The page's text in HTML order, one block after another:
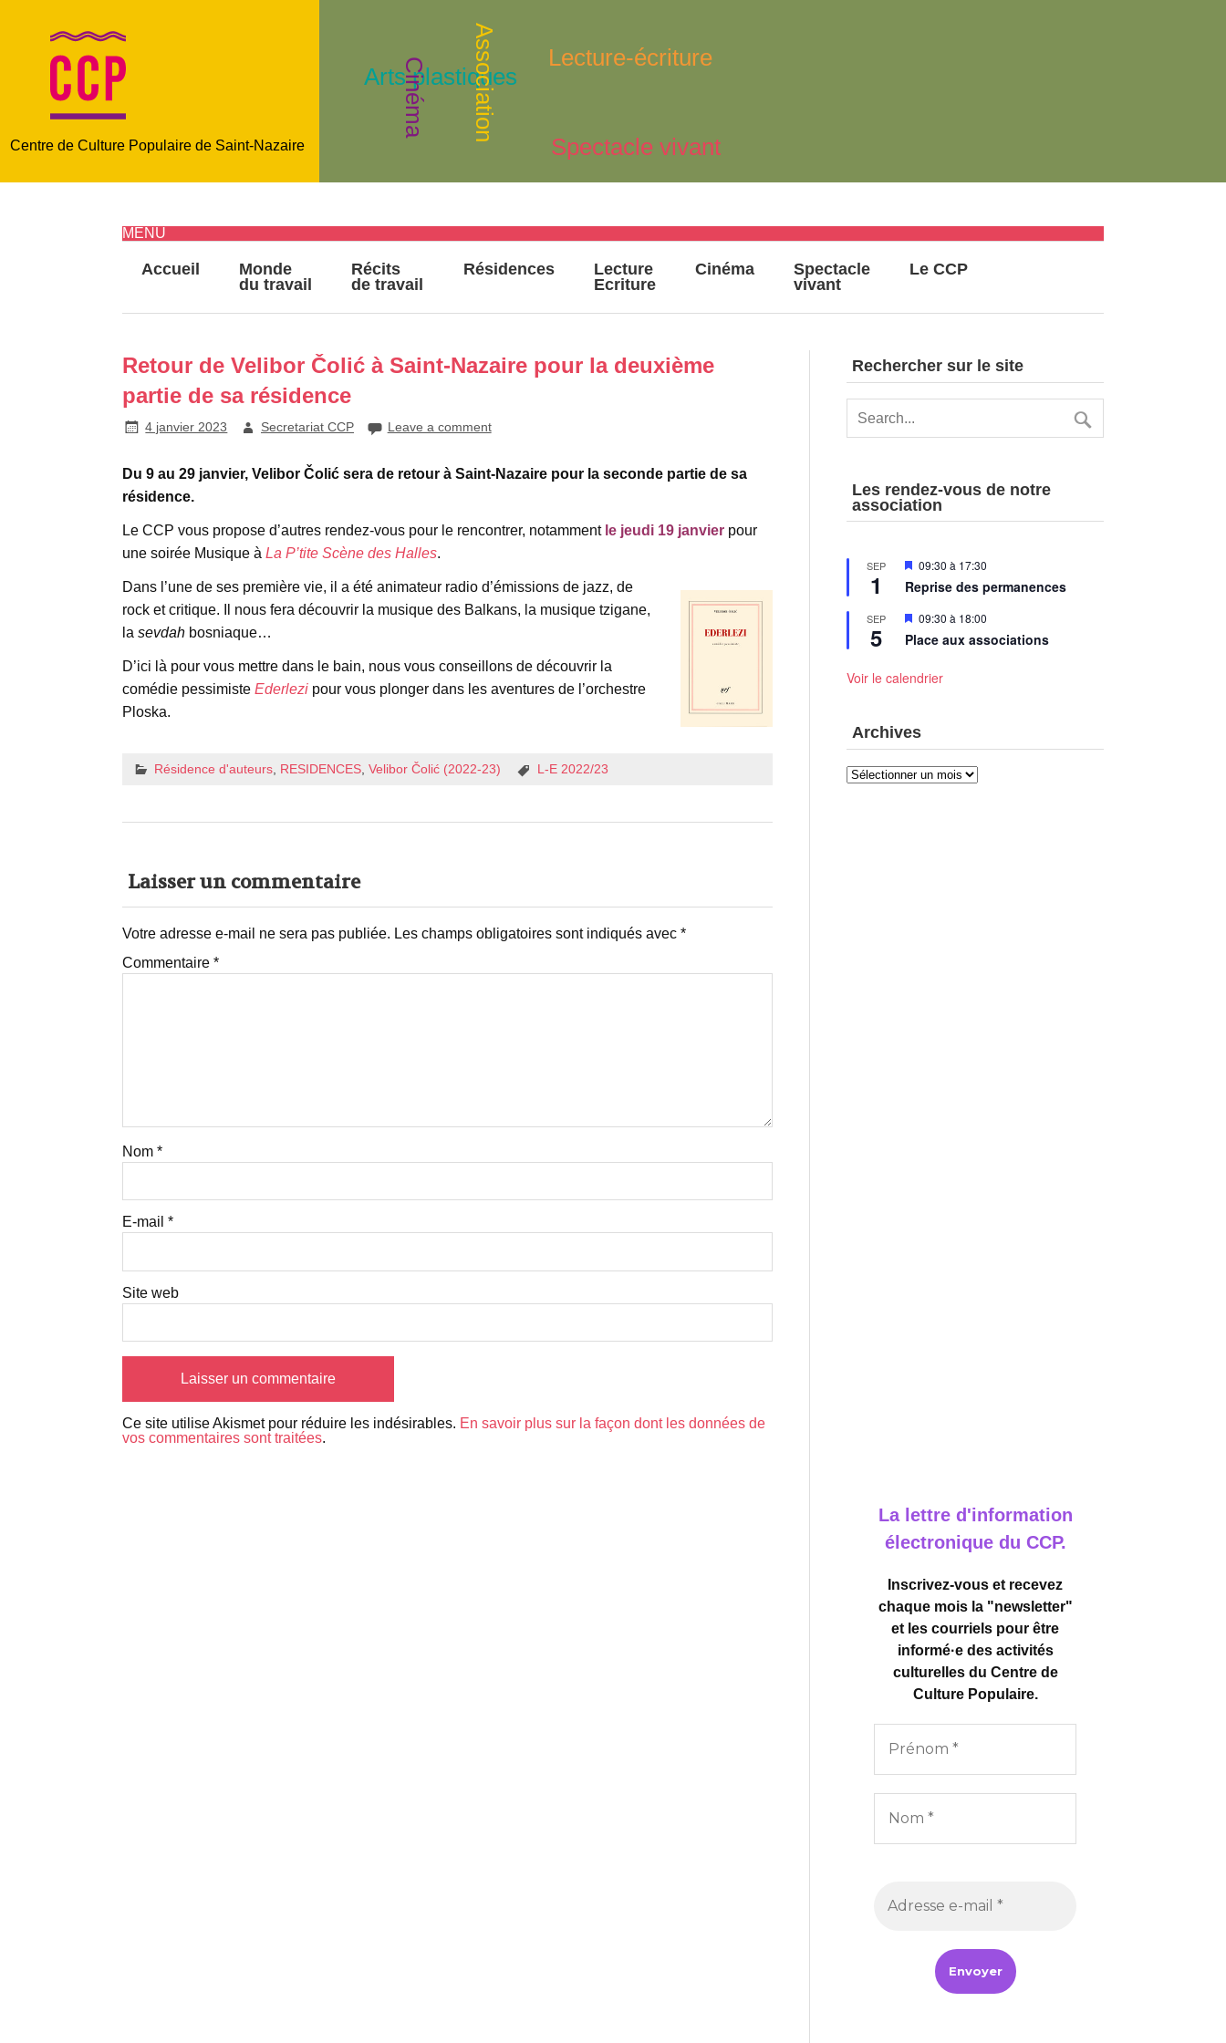
Centre de Culture Populaire de Saint-Nazaire Spectacle vivant
Lecture-écriture
Arts plastiques
Cinéma Association
MENU
Accueil
Monde
du travail
Récits
de travail
Résidences
Lecture
Ecriture
Cinéma
Spectacle
vivant
Le CCP
Retour de Velibor Čolić à Saint-Nazaire pour la deuxième
partie de sa résidence
4 janvier 2023 Secretariat CCP Leave a comment
Du 9 au 29 janvier, Velibor Čolić sera de retour à Saint-Nazaire pour la seconde partie de sa
résidence.
Le CCP vous propose d’autres rendez-vous pour le rencontrer, notamment le jeudi 19 janvierpour
une soirée Musique à La P’tite Scène des Halles.
Dans l’une de ses première vie, il a été animateur radio d’émissions de jazz, de
rock et critique. Il nous fera découvrir la musique des Balkans, la musique tzigane,
la sevdahbosniaque…
D’ici là pour vous mettre dans le bain, nous vous conseillons de découvrir la
comédie pessimiste Ederlezipour vous plonger dans les aventures de l’orchestre
Ploska.
Résidence d'auteurs RESIDENCES ,Velibor Čolić (2022-23) L-E 2022/23
Laisser un commentaire
Votre adresse e-mail ne sera pas publiée. Les champs obligatoires sont indiqués avec *
Commentaire *
Nom *
E-mail *
Site web
Ce site utilise Akismet pour réduire les indésirables. En savoir plus sur la façon dont les données de
vos commentaires sont traitées.
Rechercher sur le site
Les rendez-vous de notre
association
SEP
1
Mis
avant
09:30 à 17:30
Reprise des permanences
SEP
5
Mis
avant
09:30 à 18:00
Place aux associations
Voir le calendrier
Archives
Archives
La lettre d'information
électronique du CCP.
Inscrivez-vous et recevez
chaque mois la "newsletter"
et les courriels pour être
informé·e des activités
culturelles du Centre de
Culture Populaire.